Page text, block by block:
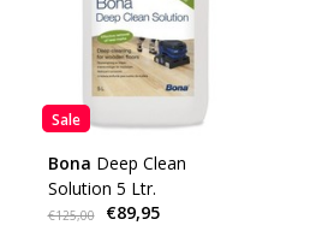
Sale
Bona Deep Clean
Solution 5 Ltr.
€125,00 €89,95